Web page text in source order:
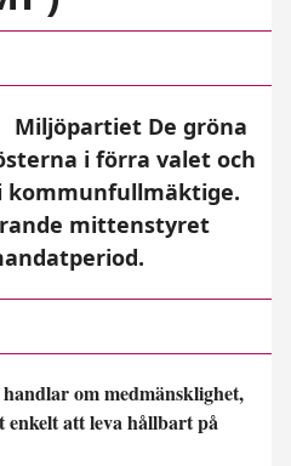
Miljöpartiet De gröna
i förra valet och
kommunfullmäktige.
mittenstyret
om medmänsklighet,
enkelt att leva hållbart på